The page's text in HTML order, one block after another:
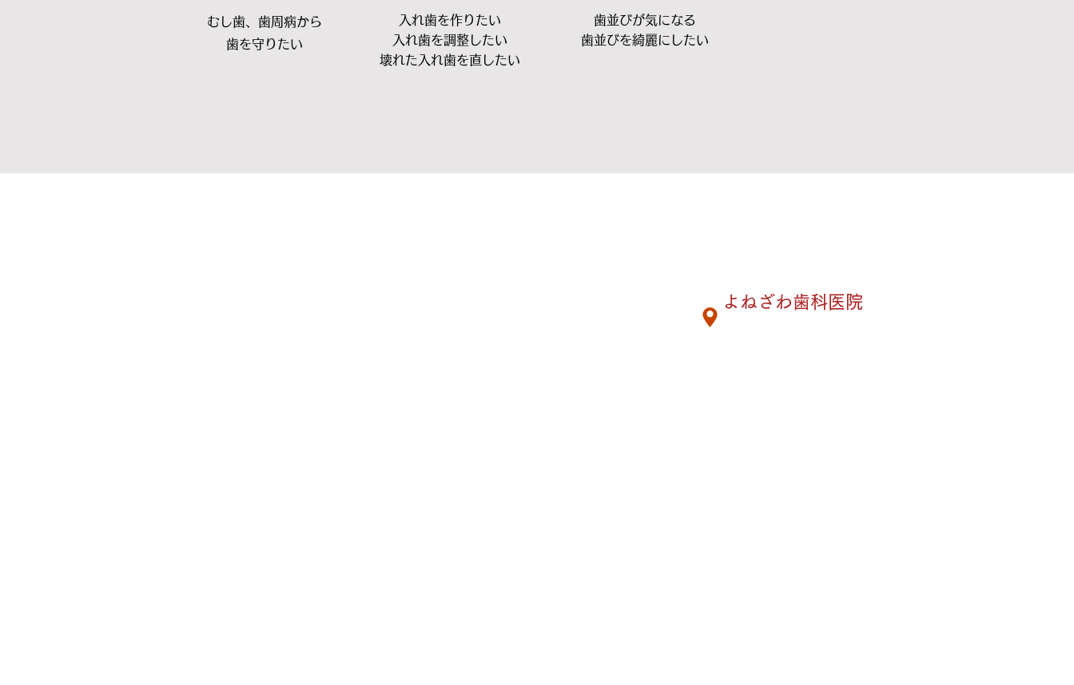
むし歯、歯周病から
歯を守りたい
入れ歯を作りたい
入れ歯を調整したい
​壊れた入れ歯を直したい
​歯並びが気になる
​歯並びを綺麗にしたい
よねざわ歯科医院